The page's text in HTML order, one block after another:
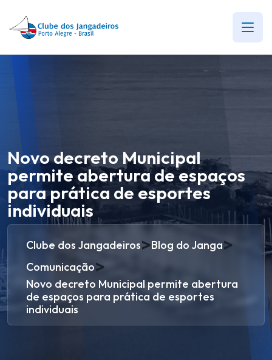
Novo decreto Municipal
permite abertura de espaços
para prática de esportes
individuais
Clube dos Jangadeiros>Blog do Janga>
Comunicação>
Novo decreto Municipal permite abertura
de espaços para prática de esportes
individuais